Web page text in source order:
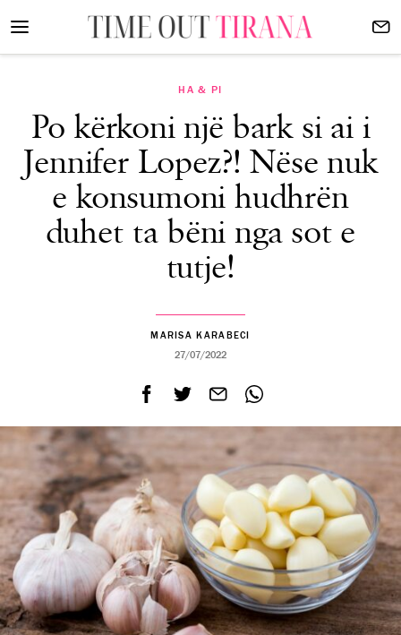
HA & PI
Po kërkoni një bark si ai i
Jennifer Lopez?! Nëse nuk
e konsumoni hudhrën
duhet ta bëni nga sot e
tutje!
MARISA KARABECI
27/07/2022